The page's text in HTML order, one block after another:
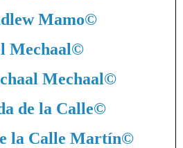
Mamo©
Mechaal©
Mechaal ©
de la Calle©
la Calle Martín©